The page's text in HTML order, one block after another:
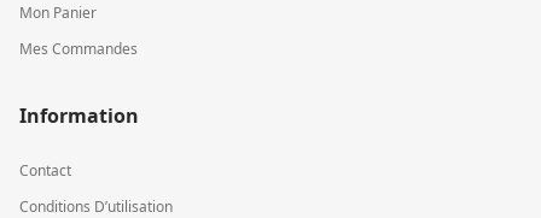
Mon Panier
Mes Commandes
Information
Contact
Conditions D’utilisation